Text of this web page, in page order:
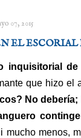
07, 2015
EL
inquisitorial
que hizo el
No debería;
mucho menos,